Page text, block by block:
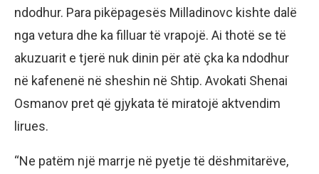
ndodhur. Para pikëpagesës Milladinovc kishte dalë
nga vetura dhe ka filluar të vrapojë. Ai thotë se të
akuzuarit e tjerë nuk dinin për atë çka ka ndodhur
në kafenenë në sheshin në Shtip. Avokati Shenai
Osmanov pret që gjykata të miratojë aktvendim
lirues.
“Ne patëm një marrje në pyetje të dëshmitarëve,